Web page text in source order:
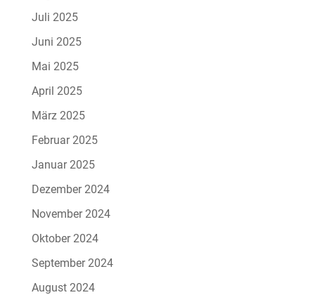
Juli 2025
Juni 2025
Mai 2025
April 2025
März 2025
Februar 2025
Januar 2025
Dezember 2024
November 2024
Oktober 2024
September 2024
August 2024